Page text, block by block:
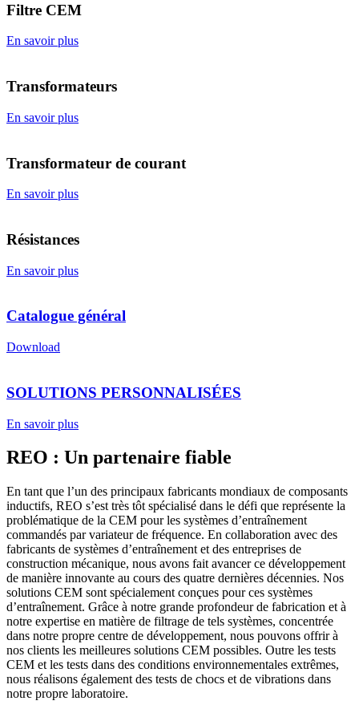
Filtre CEM
En savoir plus
Transformateurs
En savoir plus
Transformateur de courant
En savoir plus
Résistances
En savoir plus
Catalogue général
Download
SOLUTIONS PERSONNALISÉES
En savoir plus
REO : Un partenaire fiable
En tant que l’un des principaux fabricants mondiaux de composants
inductifs, REO s’est très tôt spécialisé dans le défi que représente la
problématique de la CEM pour les systèmes d’entraînement
commandés par variateur de fréquence. En collaboration avec des
fabricants de systèmes d’entraînement et des entreprises de
construction mécanique, nous avons fait avancer ce développement
de manière innovante au cours des quatre dernières décennies. Nos
solutions CEM sont spécialement conçues pour ces systèmes
d’entraînement. Grâce à notre grande profondeur de fabrication et à
notre expertise en matière de filtrage de tels systèmes, concentrée
dans notre propre centre de développement, nous pouvons offrir à
nos clients les meilleures solutions CEM possibles. Outre les tests
CEM et les tests dans des conditions environnementales extrêmes,
nous réalisons également des tests de chocs et de vibrations dans
notre propre laboratoire.